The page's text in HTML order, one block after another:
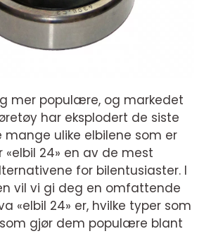
mer populære, og markedet
har eksplodert de siste
mange ulike elbilene som er
«elbil 24» en av de mest
for bilentusiaster. I
vil vi gi deg en omfattende
«elbil 24» er, hvilke typer som
gjør dem populære blant